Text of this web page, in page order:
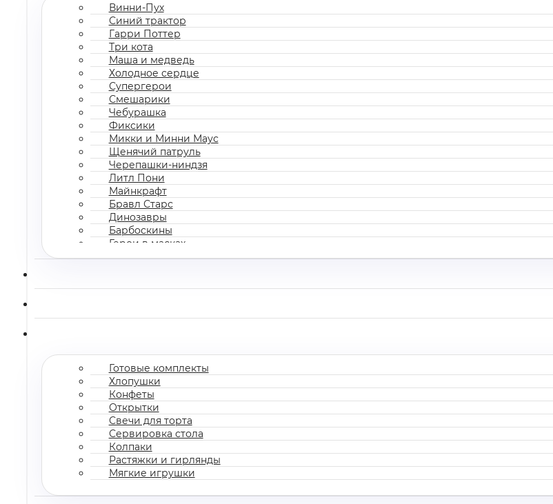
Винни-Пух
Синий трактор
Гарри Поттер
Три кота
Маша и медведь
Холодное сердце
Супергерои
Смешарики
Чебурашка
Фиксики
Микки и Минни Маус
Щенячий патруль
Черепашки-ниндзя
Литл Пони
Майнкрафт
Бравл Старс
Динозавры
Барбоскины
Герои в масках
Все мультгерои
Готовые комплекты
Хлопушки
Конфеты
Открытки
Свечи для торта
Сервировка стола
Колпаки
Растяжки и гирлянды
Мягкие игрушки